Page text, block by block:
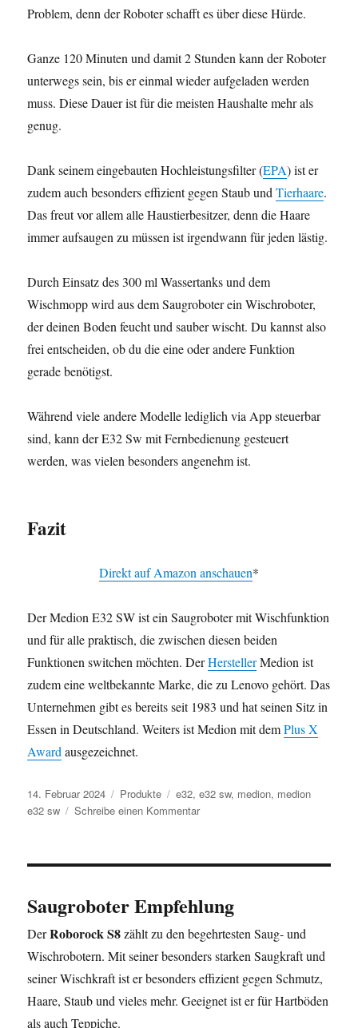
Problem, denn der Roboter schafft es über diese Hürde.
Ganze 120 Minuten und damit 2 Stunden kann der Roboter
unterwegs sein, bis er einmal wieder aufgeladen werden
muss. Diese Dauer ist für die meisten Haushalte mehr als
genug.
Dank seinem eingebauten Hochleistungsfilter (EPA) ist er
zudem auch besonders effizient gegen Staub undTierhaare.
Das freut vor allem alle Haustierbesitzer, denn die Haare
immer aufsaugen zu müssen ist irgendwann für jeden lästig.
Durch Einsatz des 300 ml Wassertanks und dem
Wischmopp wird aus dem Saugroboter ein Wischroboter,
der deinen Boden feucht und sauber wischt. Du kannst also
frei entscheiden, ob du die eine oder andere Funktion
gerade benötigst.
Während viele andere Modelle lediglich via App steuerbar
sind, kann der E32 Sw mit Fernbedienung gesteuert
werden, was vielen besonders angenehm ist.
Fazit
Direkt auf Amazon anschauen*
Der Medion E32 SW ist ein Saugroboter mit Wischfunktion
und für alle praktisch, die zwischen diesen beiden
Funktionen switchen möchten. DerHerstellerMedion ist
zudem eine weltbekannte Marke, die zu Lenovo gehört. Das
Unternehmen gibt es bereits seit 1983 und hat seinen Sitz in
Essen in Deutschland. Weiters ist Medion mit demPlus X
Award ausgezeichnet.
Veröffentlicht
am
14. Februar 2024 Kategorien
Produkte Schlagwörter
e32,e32 sw, medion, medion
e32 sw
Schreibe einen Kommentarzu
SW
1
Saugroboter
mit
Wischfunktion
Saugroboter Empfehlung
DerRoborock S8zählt zu den begehrtesten Saug- und
Wischrobotern. Mit seiner besonders starken Saugkraft und
seiner Wischkraft ist er besonders effizient gegen Schmutz,
Haare, Staub und vieles mehr. Geeignet ist er für Hartböden
als auch Teppiche.